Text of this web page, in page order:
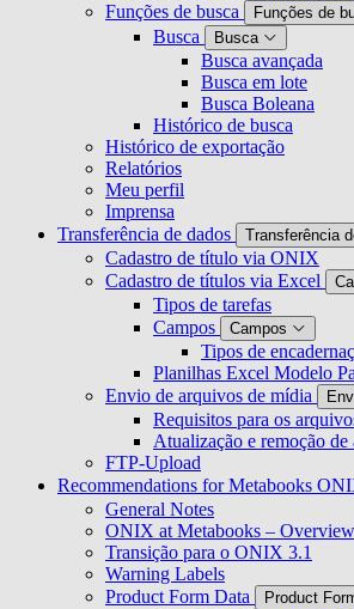
Funções de busca
Funções de
Busca Busca
Busca avançada
Busca em lote
Busca Boleana
Histórico de busca
Histórico de exportação
Relatórios
Meu perfil
Imprensa
Transferência de dados
Transferência
Cadastro de título via ONIX
Cadastro de títulos via Excel
Tipos de tarefas
Campos
Campos
Tipos de
Planilhas Excel Modelo
Envio de arquivos de mídia
Requisitos para os
Atualização e remoção
FTP-Upload
Recommendations for Metabooks
General Notes
ONIX at Metabooks – Overview
Transição para o ONIX 3.1
Warning Labels
Product Form Data
Product